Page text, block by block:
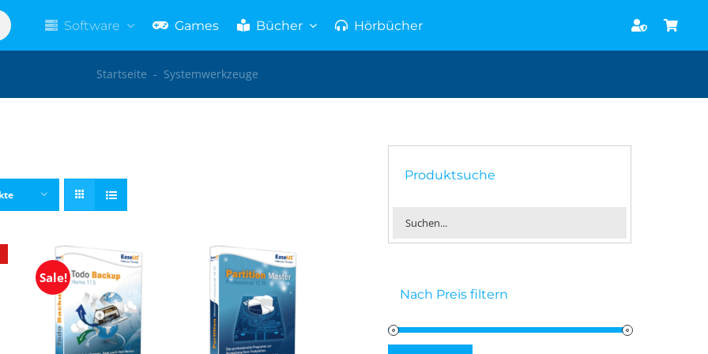
Software Games Bücher Hörbücher
Startseite - Systemwerkzeuge
Sale!
Produktsuche
Nach Preis filtern